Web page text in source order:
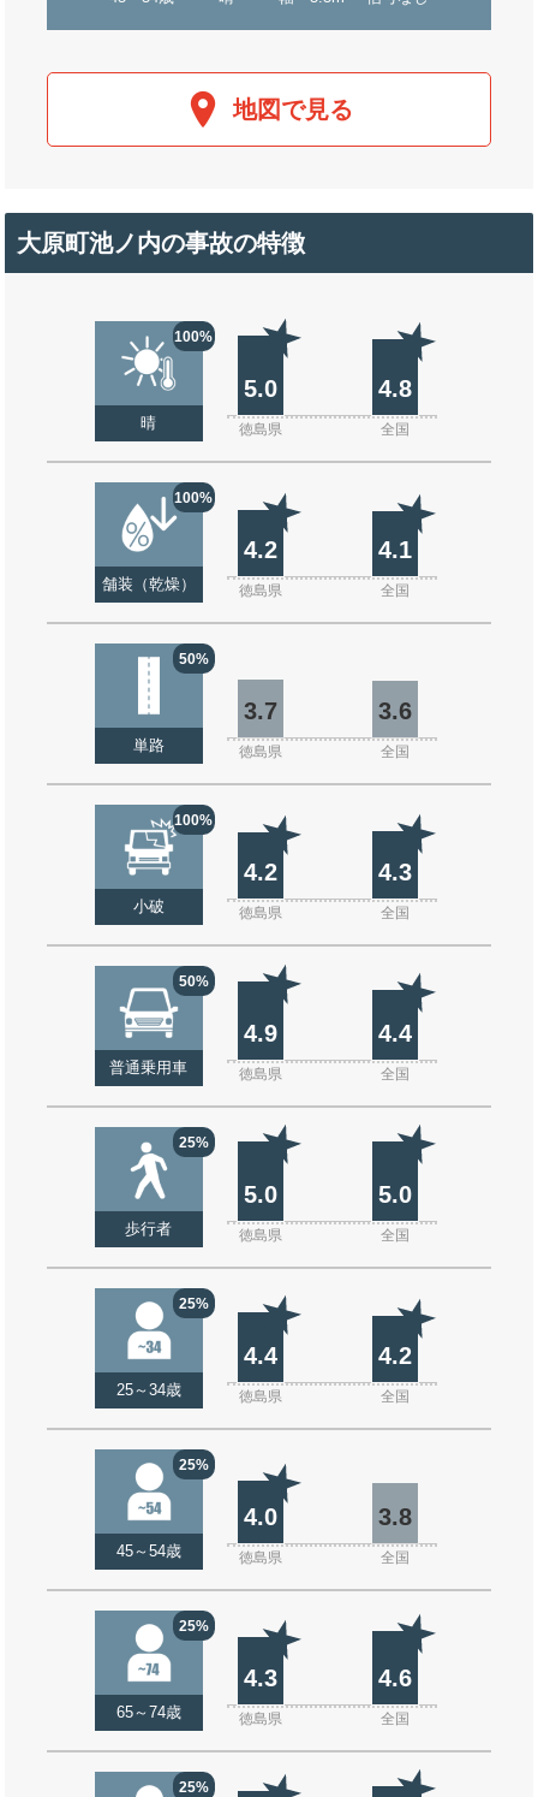
地図で見る
大原町池ノ内の事故の特徴
100%
晴
5.0 4.8
徳島県 全国
100%
舗装（乾燥）
4.2 4.1
徳島県 全国
50%
単路
3.7 3.6
徳島県 全国
100%
小破
4.2 4.3
徳島県 全国
50%
普通乗用車
4.9 4.4
徳島県 全国
25%
歩行者
5.0 5.0
徳島県 全国
25%
25～34歳
4.4 4.2
徳島県 全国
25%
45～54歳
4.0 3.8
徳島県 全国
25%
65～74歳
4.3 4.6
徳島県 全国
25%